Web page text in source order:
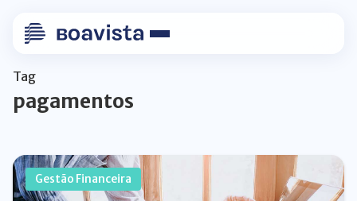
Tag
pagamentos
Gestão Financeira